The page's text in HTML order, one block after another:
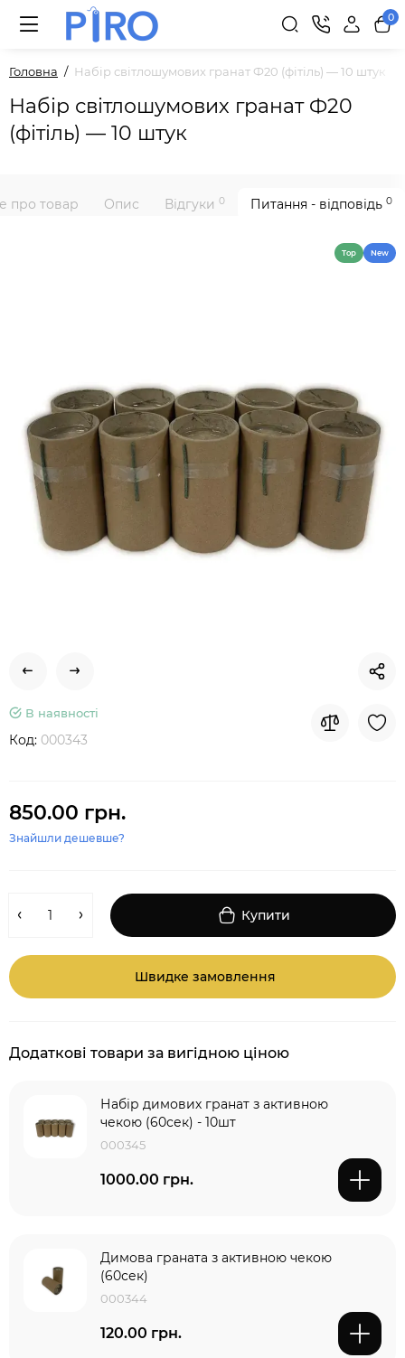
0
Головна Набір світлошумових гранат Ф20 (фітіль) — 10 штук
Набір світлошумових гранат Ф20
(фітіль) — 10 штук
про товар Опис Відгуки 0 Питання - відповідь 0
Top New
В наявності
Код: 000343
850.00 грн.
Знайшли дешевше?
Купити
Швидке замовлення
Додаткові товари за вигідною ціною
Набір димових гранат з активною
чекою (60сек) - 10шт
000345
1000.00 грн.
Димова граната з активною чекою
(60сек)
000344
120.00 грн.